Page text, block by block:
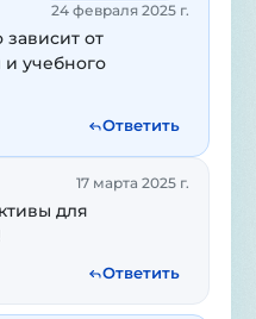
24 февраля 2025 г.
от
учебного
Ответить
17 марта 2025 г.
для
Ответить